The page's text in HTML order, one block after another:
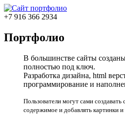
+7 916 366 2934
Портфолио
В большинстве сайты
полностью под ключ.
Разработка дизайна, html
программирование и
Пользователи могут сами
содержимое и добавлять картинки и